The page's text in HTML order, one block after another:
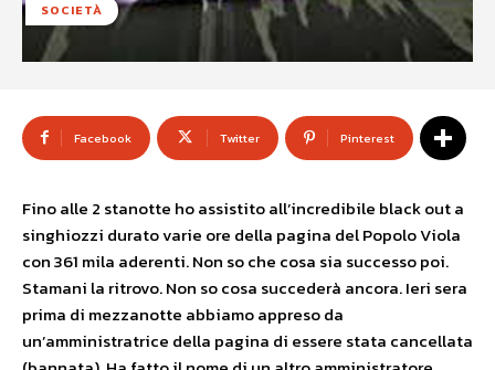
SOCIETÀ
Facebook Twitter Pinterest
Fino alle 2 stanotte ho assistito all’incredibile black out a
singhiozzi durato varie ore della pagina del Popolo Viola
con 361 mila aderenti. Non so che cosa sia successo poi.
Stamani la ritrovo. Non so cosa succederà ancora. Ieri sera
prima di mezzanotte abbiamo appreso da
un’amministratrice della pagina di essere stata cancellata